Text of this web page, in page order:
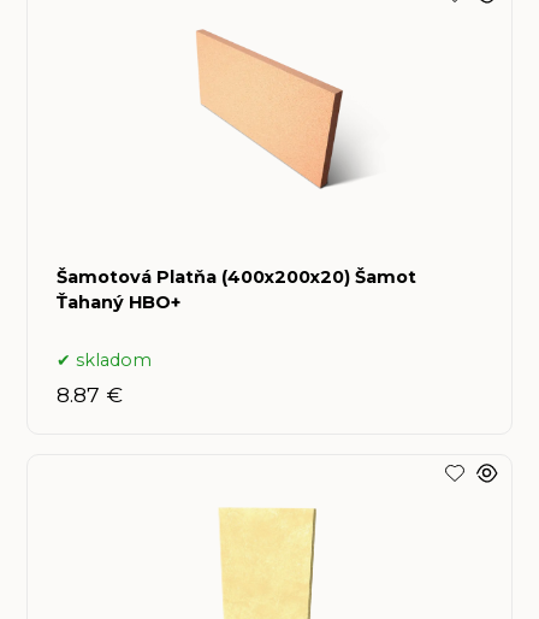
Šamotová Platňa (400x200x20) Šamot
Ťahaný HBO+
skladom
8.87 €